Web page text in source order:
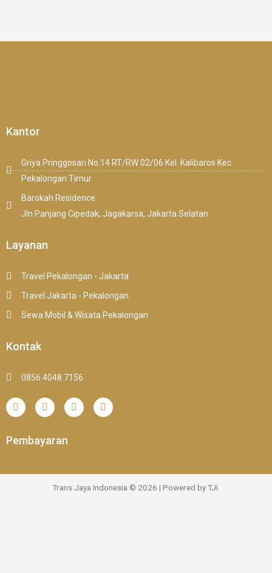
Kantor
Griya Pringgosari No.14 RT/RW 02/06 Kel. Kalibaros Kec.
Pekalongan Timur
Barokah Residence.
Jln Panjang Cipedak, Jagakarsa, Jakarta Selatan
Layanan
Travel Pekalongan - Jakarta
Travel Jakarta - Pekalongan
Sewa Mobil & Wisata Pekalongan
Kontak
0856 4048 7156
Pembayaran
Trans Jaya Indonesia © 2026 | Powered by TJI.